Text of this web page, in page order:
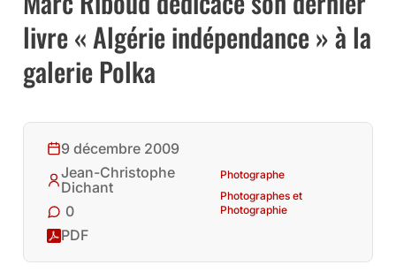
livre « Algérie indépendance » à la
galerie Polka
9 décembre 2009
Jean-Christophe
Dichant
0
PDF
Photographe
Photographes et
Photographie